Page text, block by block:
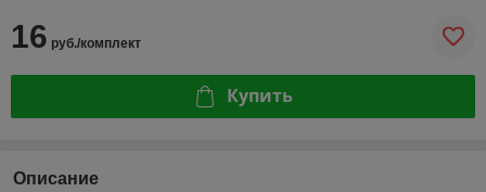
16 руб./комплект
Купить
Описание